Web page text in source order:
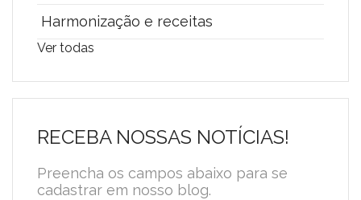
Harmonização e receitas
Ver todas
RECEBA NOSSAS NOTÍCIAS!
Preencha os campos abaixo para se
cadastrar em nosso blog.